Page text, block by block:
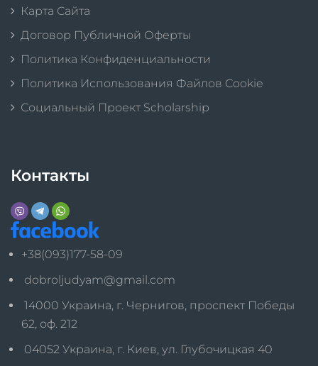
Карта Сайта
Договор Публичной Оферты
Политика Конфиденциальности
Политика Использования Файлов Cookie
Социальный Проект Scholarship
Контакты
+38(093)177-58-09
dobroljudyam@gmail.com
14000 Украина, г. Чернигов, проспект Победы
62, оф. 212
04052 Украина, г. Киев, ул. Глубочицкая 40